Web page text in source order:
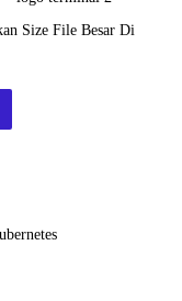
Size File Besar Di